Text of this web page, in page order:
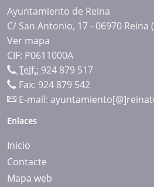
Ayuntamiento de Reina
C/ San Antonio, 17 - 06970 Reina
Ver mapa
CIF: P0611000A
Telf.: 924 879 517
Fax: 924 879 542
E-mail:
Enlaces
Inicio
Contacte
Mapa web